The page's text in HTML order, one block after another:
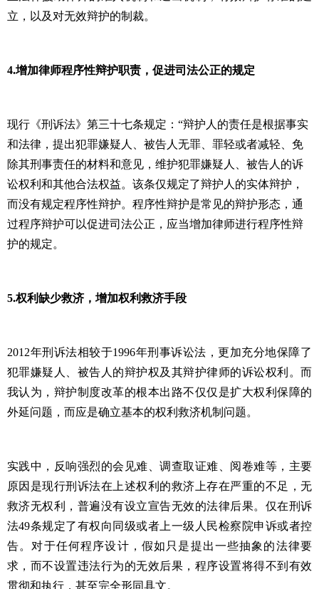
立，以及对无效辩护的制裁。
4.增加律师程序性辩护职责，促进司法公正的规定
现行《刑诉法》第三十七条规定：“辩护人的责任是根据事实
和法律，提出犯罪嫌疑人、被告人无罪、罪轻或者减轻、免
除其刑事责任的材料和意见，维护犯罪嫌疑人、被告人的诉
讼权利和其他合法权益。该条仅规定了辩护人的实体辩护，
而没有规定程序性辩护。程序性辩护是常见的辩护形态，通
过程序辩护可以促进司法公正，应当增加律师进行程序性辩
护的规定。
5.权利缺少救济，增加权利救济手段
2012年刑诉法相较于1996年刑事诉讼法，更加充分地保障了
犯罪嫌疑人、被告人的辩护权及其辩护律师的诉讼权利。而
我认为，辩护制度改革的根本出路不仅仅是扩大权利保障的
外延问题，而应是确立基本的权利救济机制问题。
实践中，反响强烈的会见难、调查取证难、阅卷难等，主要
原因是现行刑诉法在上述权利的救济上存在严重的不足，无
救济无权利，普遍没有设立宣告无效的法律后果。仅在刑诉
法49条规定了有权向同级或者上一级人民检察院申诉或者控
告。对于任何程序设计，假如只是提出一些抽象的法律要
求，而不设置违法行为的无效后果，程序设置将得不到有效
贯彻和执行，甚至完全形同具文。